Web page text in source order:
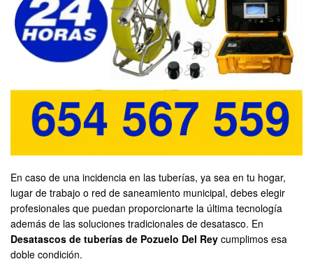
En caso de una incidencia en las tuberías, ya sea en tu hogar,
lugar de trabajo o red de saneamiento municipal, debes elegir
profesionales que puedan proporcionarte la última tecnología
además de las soluciones tradicionales de desatasco. En
Desatascos de tuberías de Pozuelo Del Rey cumplimos esa
doble condición.